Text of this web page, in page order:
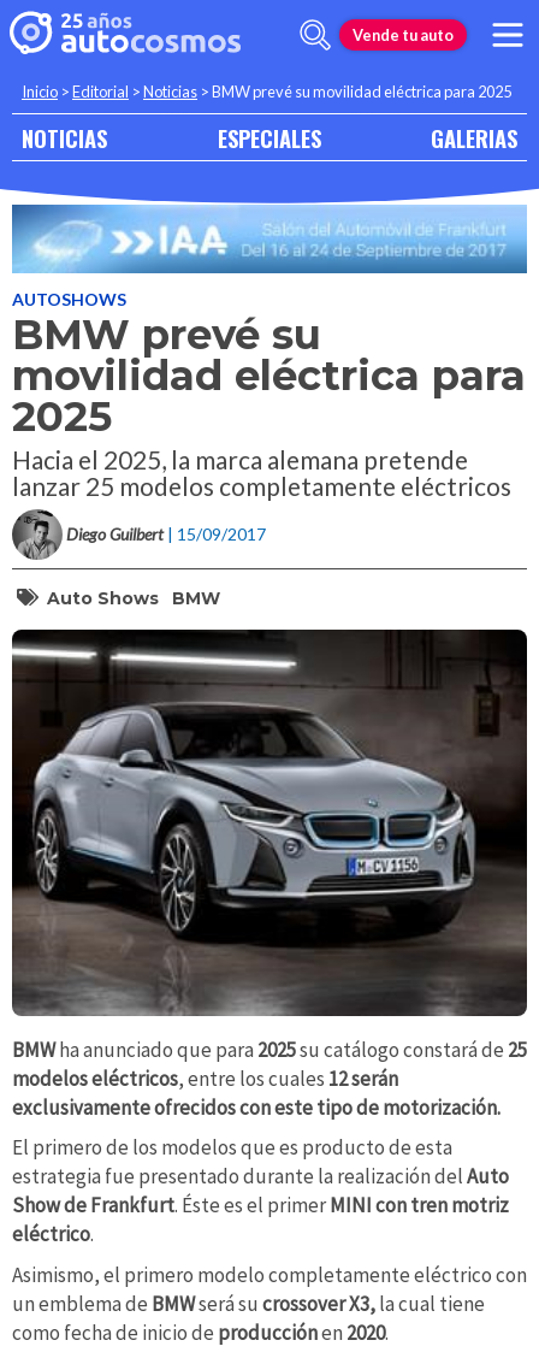
Vende tu auto
Inicio >Editorial >Noticias >BMW prevé su movilidad eléctrica para 2025
NOTICIAS ESPECIALES GALERIAS
AUTOSHOWS
BMW prevé su
movilidad eléctrica para
2025
Hacia el 2025, la marca alemana pretende
lanzar 25 modelos completamente eléctricos
Diego Guilbert | 15/09/2017
Auto Shows BMW
BMWha anunciado que para 2025su catálogo constará de 25
modelos eléctricos, entre los cuales 12 serán
exclusivamente ofrecidos con este tipo de motorización.
El primero de los modelos que es producto de esta
estrategia fue presentado durante la realización delAuto
Show de Frankfurt. Éste es el primerMINI con tren motriz
eléctrico.
Asimismo, el primero modelo completamente eléctrico con
un emblema de BMWserá su crossover X3,la cual tiene
como fecha de inicio de producciónen 2020.